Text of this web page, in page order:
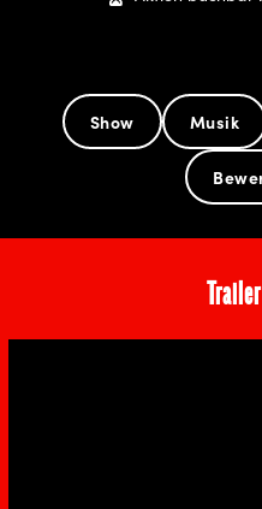
Show Musik